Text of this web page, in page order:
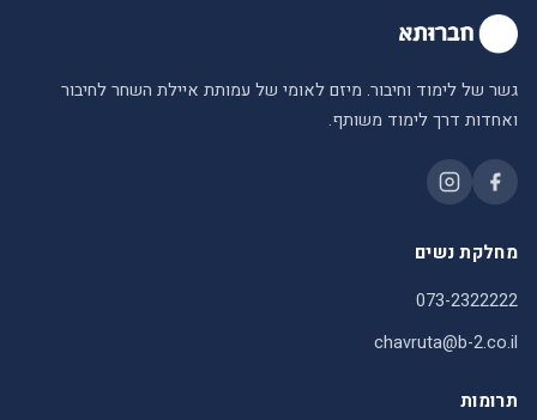
גשר של לימוד וחיבור. מיזם לאומי של עמותת איילת השחר לחיבור
ואחדות דרך לימוד משותף.
מחלקת נשים
073-2322222
chavruta@b-2.co.il
תרומות